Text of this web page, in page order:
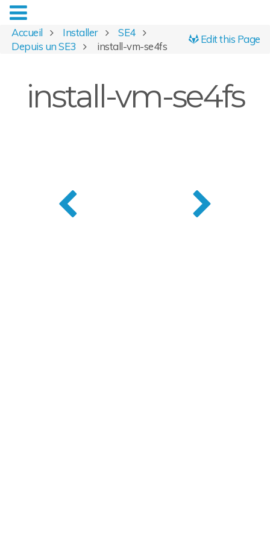
Edit this Page
Accueil Installer
SE4
Depuis un SE3
install-vm-se4fs
install-vm-se4fs